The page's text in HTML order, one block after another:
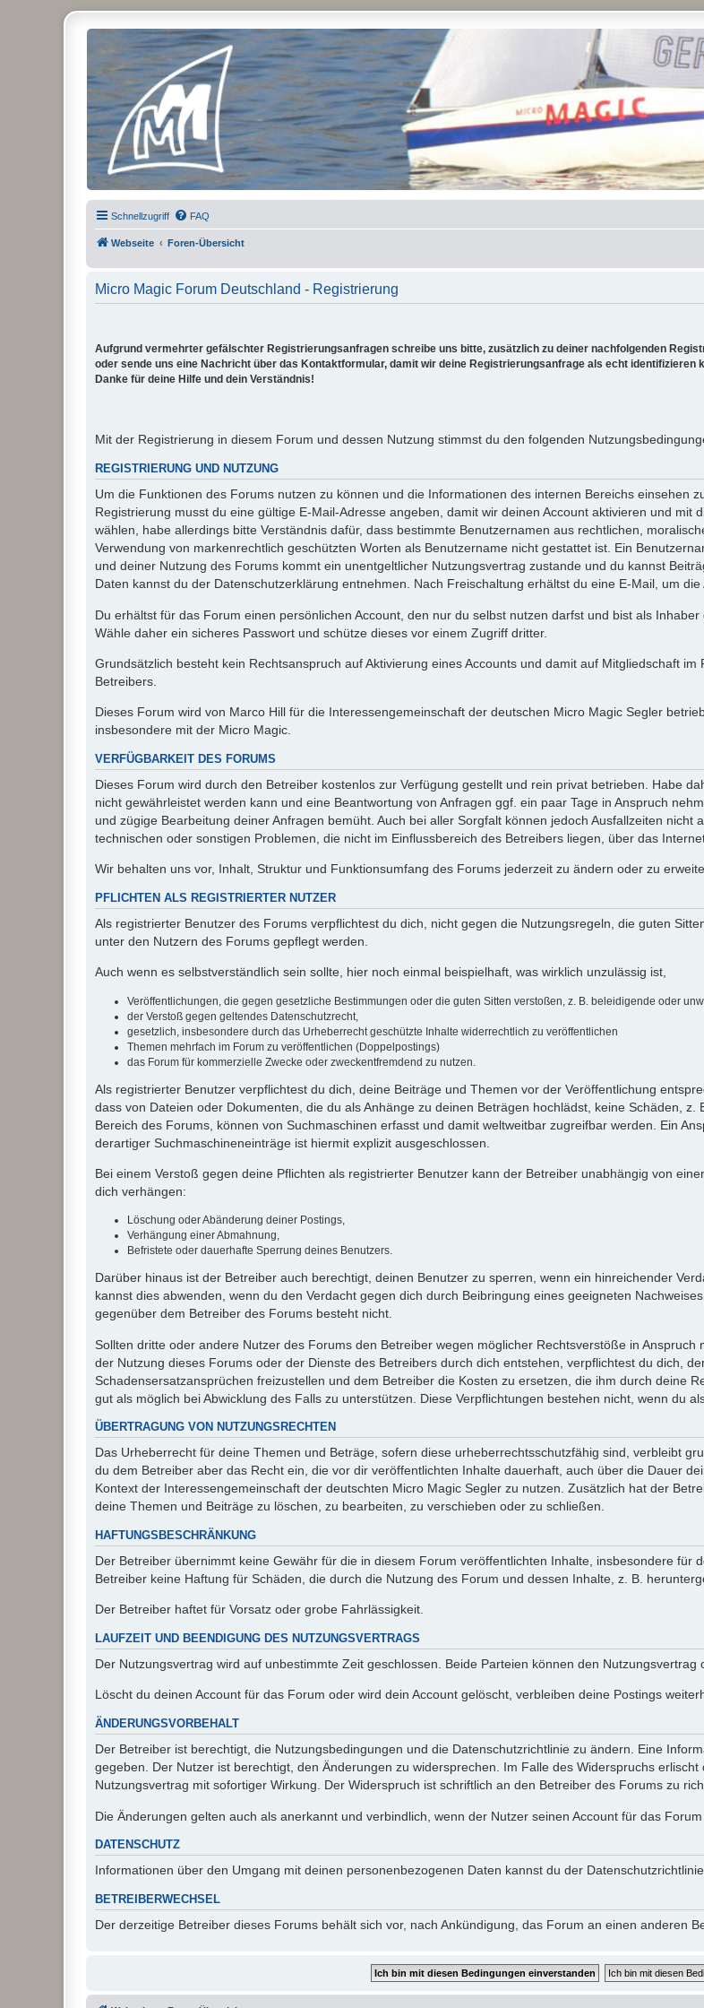
Micro Magic Forum Deutschland
Schnellzugriff FAQ
Webseite Foren-Übersicht
Micro Magic Forum Deutschland - Registrierung
Aufgrund vermehrter gefälschter Registrierungsanfragen schreibe uns bitte, zusätzlich zu deiner nachfolgenden
oder sende uns eine Nachricht über das Kontaktformular, damit wir deine Registrierungsanfrage als echt identifizieren
Danke für deine Hilfe und dein Verständnis!
Mit der Registrierung in diesem Forum und dessen Nutzung stimmst du den folgenden
REGISTRIERUNG UND NUTZUNG
Um die Funktionen des Forums nutzen zu können und die Informationen des internen Bereichs einsehen
Registrierung musst du eine gültige E-Mail-Adresse angeben, damit wir deinen Account aktivieren und
wählen, habe allerdings bitte Verständnis dafür, dass bestimmte Benutzernamen aus rechtlichen,
Verwendung von markenrechtlich geschützten Worten als Benutzername nicht gestattet ist. Ein
und deiner Nutzung des Forums kommt ein unentgeltlicher Nutzungsvertrag zustande und du kannst
Daten kannst du der Datenschutzerklärung entnehmen. Nach Freischaltung erhältst du eine E-Mail, um die
Du erhältst für das Forum einen persönlichen Account, den nur du selbst nutzen darfst und bist als
Wähle daher ein sicheres Passwort und schütze dieses vor einem Zugriff dritter.
Grundsätzlich besteht kein Rechtsanspruch auf Aktivierung eines Accounts und damit auf Mitgliedschaft
Betreibers.
Dieses Forum wird von Marco Hill für die Interessengemeinschaft der deutschen Micro Magic Segler
insbesondere mit der Micro Magic.
VERFÜGBARKEIT DES FORUMS
Dieses Forum wird durch den Betreiber kostenlos zur Verfügung gestellt und rein privat betrieben. Habe
nicht gewährleistet werden kann und eine Beantwortung von Anfragen ggf. ein paar Tage in Anspruch
und zügige Bearbeitung deiner Anfragen bemüht. Auch bei aller Sorgfalt können jedoch Ausfallzeiten
technischen oder sonstigen Problemen, die nicht im Einflussbereich des Betreibers liegen, über das
Wir behalten uns vor, Inhalt, Struktur und Funktionsumfang des Forums jederzeit zu ändern oder zu
PFLICHTEN ALS REGISTRIERTER NUTZER
Als registrierter Benutzer des Forums verpflichtest du dich, nicht gegen die Nutzungsregeln, die guten
unter den Nutzern des Forums gepflegt werden.
Auch wenn es selbstverständlich sein sollte, hier noch einmal beispielhaft, was wirklich unzulässig ist,
Veröffentlichungen, die gegen gesetzliche Bestimmungen oder die guten Sitten verstoßen, z. B. beleidigende oder
der Verstoß gegen geltendes Datenschutzrecht,
gesetzlich, insbesondere durch das Urheberrecht geschützte Inhalte widerrechtlich zu veröffentlichen
Themen mehrfach im Forum zu veröffentlichen (Doppelpostings)
das Forum für kommerzielle Zwecke oder zweckentfremdend zu nutzen.
Als registrierter Benutzer verpflichtest du dich, deine Beiträge und Themen vor der Veröffentlichung
dass von Dateien oder Dokumenten, die du als Anhänge zu deinen Beträgen hochlädst, keine Schäden,
Bereich des Forums, können von Suchmaschinen erfasst und damit weltweitbar zugreifbar werden. Ein
derartiger Suchmaschineneinträge ist hiermit explizit ausgeschlossen.
Bei einem Verstoß gegen deine Pflichten als registrierter Benutzer kann der Betreiber unabhängig von
dich verhängen:
Löschung oder Abänderung deiner Postings,
Verhängung einer Abmahnung,
Befristete oder dauerhafte Sperrung deines Benutzers.
Darüber hinaus ist der Betreiber auch berechtigt, deinen Benutzer zu sperren, wenn ein hinreichender
kannst dies abwenden, wenn du den Verdacht gegen dich durch Beibringung eines geeigneten
gegenüber dem Betreiber des Forums besteht nicht.
Sollten dritte oder andere Nutzer des Forums den Betreiber wegen möglicher Rechtsverstöße in
der Nutzung dieses Forums oder der Dienste des Betreibers durch dich entstehen, verpflichtest du dich,
Schadensersatzansprüchen freizustellen und dem Betreiber die Kosten zu ersetzen, die ihm durch deine
gut als möglich bei Abwicklung des Falls zu unterstützen. Diese Verpflichtungen bestehen nicht, wenn du
ÜBERTRAGUNG VON NUTZUNGSRECHTEN
Das Urheberrecht für deine Themen und Beträge, sofern diese urheberrechtsschutzfähig sind, verbleibt
du dem Betreiber aber das Recht ein, die vor dir veröffentlichten Inhalte dauerhaft, auch über die Dauer
Kontext der Interessengemeinschaft der deutschten Micro Magic Segler zu nutzen. Zusätzlich hat der
deine Themen und Beiträge zu löschen, zu bearbeiten, zu verschieben oder zu schließen.
HAFTUNGSBESCHRÄNKUNG
Der Betreiber übernimmt keine Gewähr für die in diesem Forum veröffentlichten Inhalte, insbesondere für
Betreiber keine Haftung für Schäden, die durch die Nutzung des Forum und dessen Inhalte, z. B.
Der Betreiber haftet für Vorsatz oder grobe Fahrlässigkeit.
LAUFZEIT UND BEENDIGUNG DES NUTZUNGSVERTRAGS
Der Nutzungsvertrag wird auf unbestimmte Zeit geschlossen. Beide Parteien können den Nutzungsvertrag
Löscht du deinen Account für das Forum oder wird dein Account gelöscht, verbleiben deine Postings
ÄNDERUNGSVORBEHALT
Der Betreiber ist berechtigt, die Nutzungsbedingungen und die Datenschutzrichtlinie zu ändern. Eine
gegeben. Der Nutzer ist berechtigt, den Änderungen zu widersprechen. Im Falle des Widerspruchs
Nutzungsvertrag mit sofortiger Wirkung. Der Widerspruch ist schriftlich an den Betreiber des Forums zu
Die Änderungen gelten auch als anerkannt und verbindlich, wenn der Nutzer seinen Account für das Forum
DATENSCHUTZ
Informationen über den Umgang mit deinen personenbezogenen Daten kannst du der
BETREIBERWECHSEL
Der derzeitige Betreiber dieses Forums behält sich vor, nach Ankündigung, das Forum an einen anderen